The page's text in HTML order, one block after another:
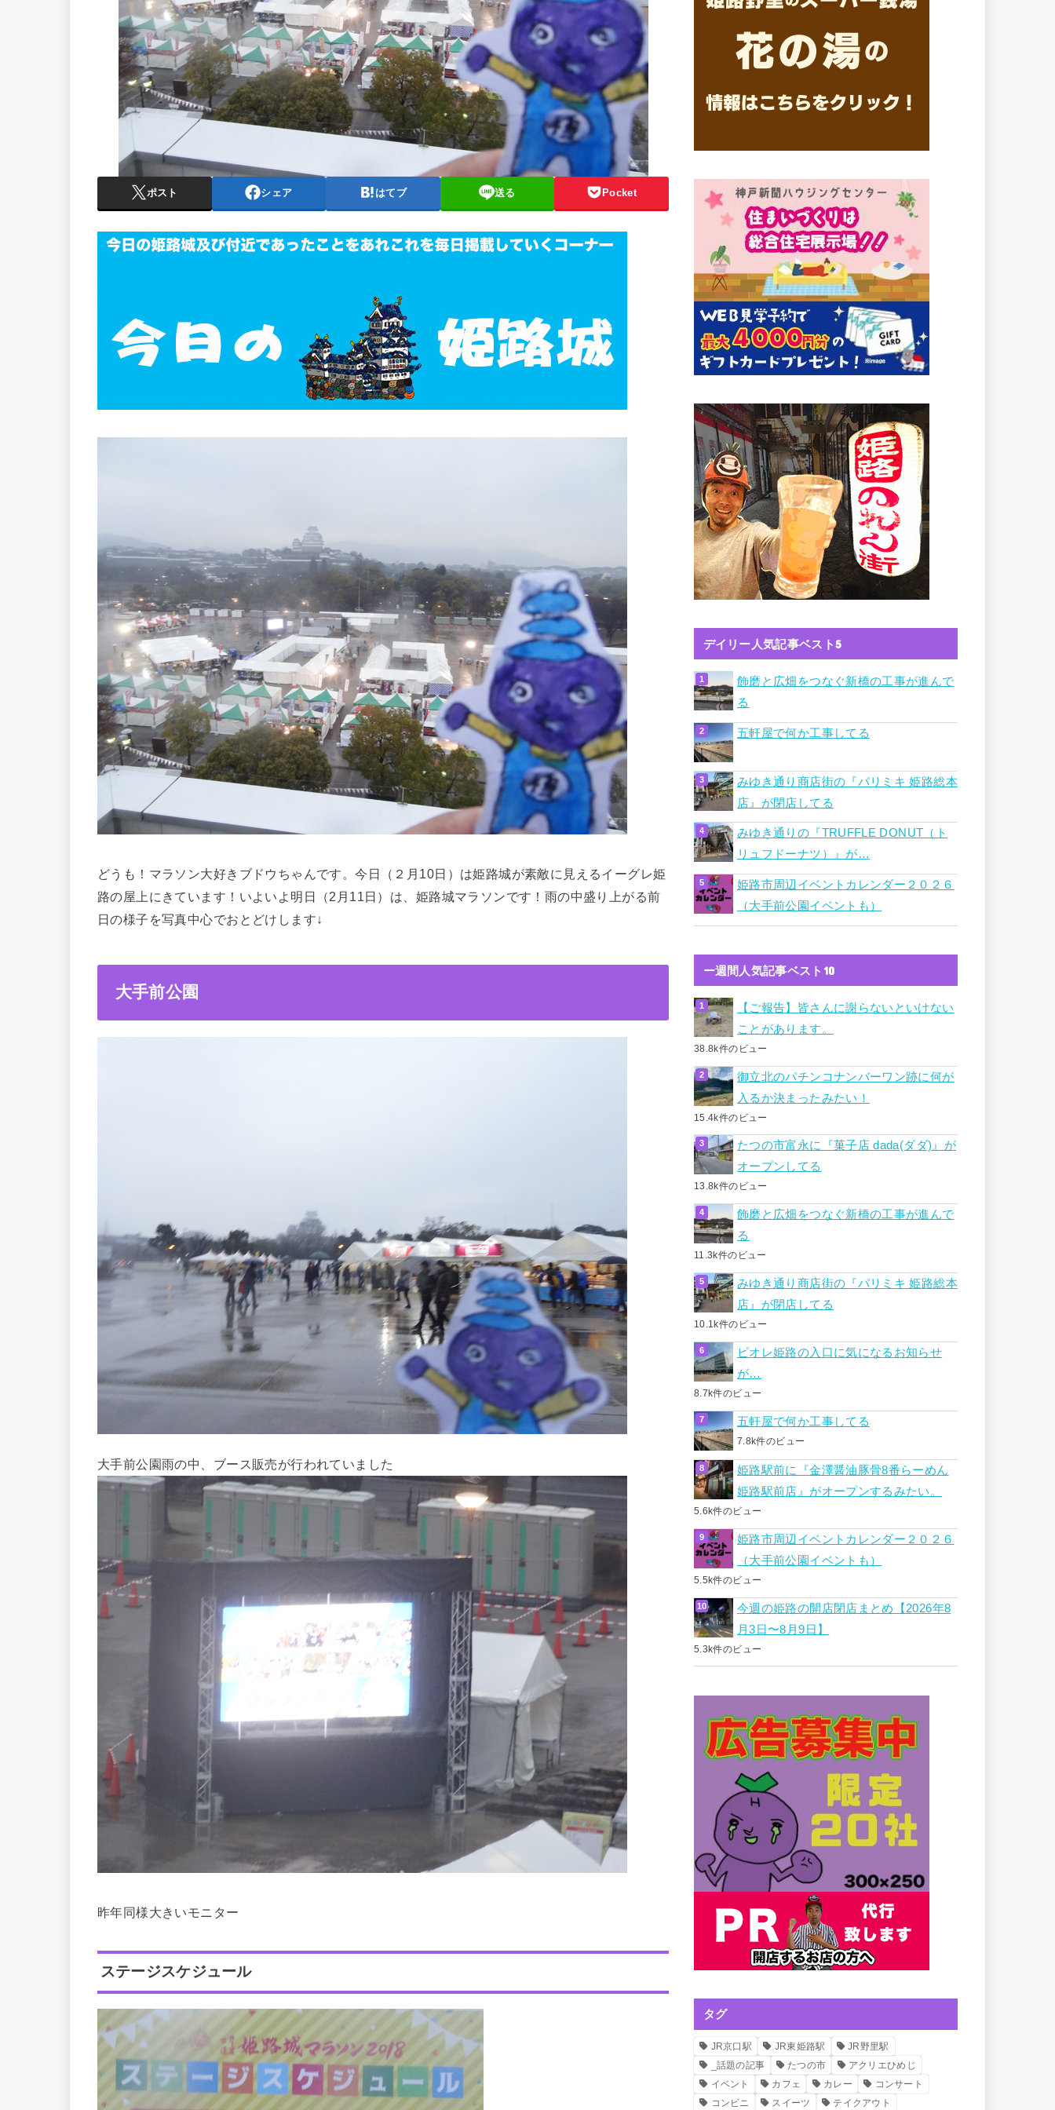
ポスト シェア はてブ 送る Pocket
どうも！マラソン大好きブドウちゃんです。今日（２月10日）は姫路城が素敵に見えるイーグレ姫
路の屋上にきています！いよいよ明日（2月11日）は、姫路城マラソンです！雨の中盛り上がる前
日の様子を写真中心でおとどけします↓
大手前公園
大手前公園雨の中、ブース販売が行われていました
昨年同様大きいモニター
ステージスケジュール
デイリー人気記事ベスト5
飾磨と広畑をつなぐ新橋の工事が進んで
る
五軒屋で何か工事してる
みゆき通り商店街の『パリミキ 姫路総本
店』が閉店してる
みゆき通りの『TRUFFLE DONUT（ト
リュフドーナツ）』が…
姫路市周辺イベントカレンダー２０２６
（大手前公園イベントも）
ー週間人気記事ベスト10
【ご報告】皆さんに謝らないといけない
ことがあります。
38.8k件のビュー
御立北のパチンコナンバーワン跡に何が
入るか決まったみたい！
15.4k件のビュー
たつの市富永に『菓子店 dada(ダダ)』が
オープンしてる
13.8k件のビュー
飾磨と広畑をつなぐ新橋の工事が進んで
る
11.3k件のビュー
みゆき通り商店街の『パリミキ 姫路総本
店』が閉店してる
10.1k件のビュー
ピオレ姫路の入口に気になるお知らせ
が…
8.7k件のビュー
五軒屋で何か工事してる
7.8k件のビュー
姫路駅前に『金澤醤油豚骨8番らーめん
姫路駅前店』がオープンするみたい。
5.6k件のビュー
姫路市周辺イベントカレンダー２０２６
（大手前公園イベントも）
5.5k件のビュー
今週の姫路の開店閉店まとめ【2026年8
月3日〜8月9日】
5.3k件のビュー
タグ
JR京口駅 JR東姫路駅
JR野里駅
_話題の記事
たつの市
アクリエひめじ
イベント
カフェ カレー
コンサート
コンビニ
スイーツ テイクアウト